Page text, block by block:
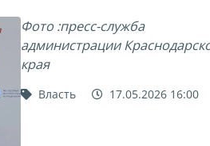
Фото :пресс-служба
администрации
края
Власть 17.05.2026 16:00